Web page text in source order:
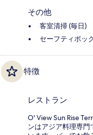
その他
客室清掃 (毎日)
セーフティボッ
特徴
レストラン
O' View Sun Rise
ンはアジア料理専